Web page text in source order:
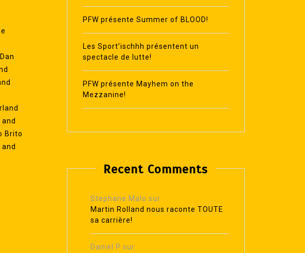
Brito
and
PFW présente Summer of BLOOD!
Les Sport’ischhh présentent un
spectacle de lutte!
PFW présente Mayhem on the
Mezzanine!
Recent Comments
Stephane Malo sur
Martin Rolland nous raconte TOUTE
sa carrière!
Daniel P sur